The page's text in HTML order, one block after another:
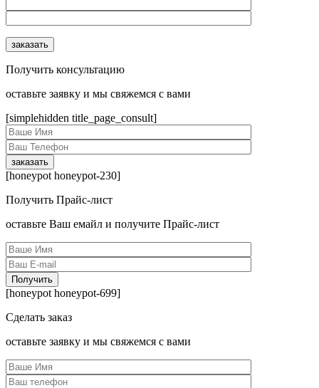
Получить консультацию
оcтавьте заявку и мы свяжемся с вами
[simplehidden title_page_consult]
[honeypot honeypot-230]
Получить Прайс-лист
оcтавьте Ваш емайл и получите Прайс-лист
[honeypot honeypot-699]
Сделать заказ
оcтавьте заявку и мы свяжемся с вами